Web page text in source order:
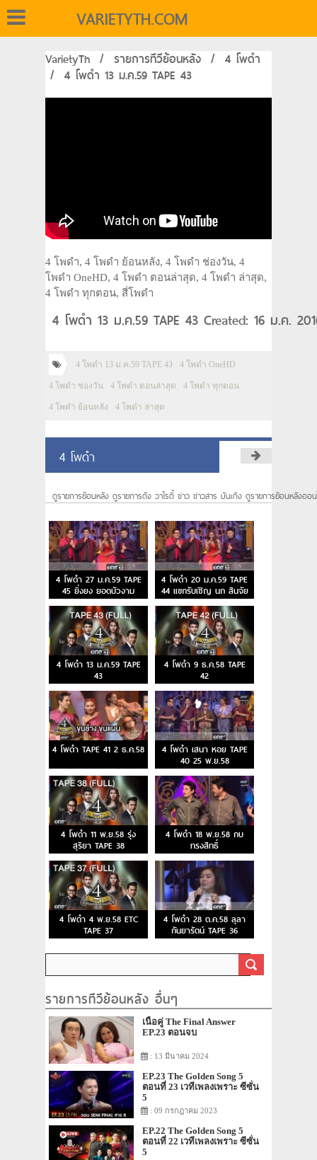
VARIETYTH.COM
VarietyTh / รายการทีวีย้อนหลัง / 4 โพดำ
/ 4 โพดำ 13 ม.ค.59 TAPE 43
4 โพดำ, 4 โพดำ ย้อนหลัง, 4 โพดำ ช่องวัน, 4
โพดำ OneHD, 4 โพดำ ตอนล่าสุด, 4 โพดำ ล่าสุด,
4 โพดำ ทุกตอน, สี่โพดำ
4 โพดำ 13 ม.ค.59 TAPE 43 Created: 16 ม.ค.
4 โพดำ 13 ม.ค.59 TAPE 43 4 โพดำ OneHD
4 โพดำ ช่องวัน 4 โพดำ ตอนล่าสุด 4 โพดำ ทุกตอน
4 โพดำ ย้อนหลัง 4 โพดำ ล่าสุด
4 โพดำ
ดูรายการย้อนหลัง ดูรายการดัง วาไรตี้ ข่าว ข่าวสาร บันเทิง ดูรายการย้อนหลังออ
4 โพดำ 27 ม.ค.59 TAPE
45 ยิ่งยง ยอดบัวงาม
4 โพดำ 20 ม.ค.59 TAPE
44 แขกรับเชิญ นก สินจัย
4 โพดำ 13 ม.ค.59 TAPE
43
4 โพดำ 9 ธ.ค.58 TAPE
42
4 โพดำ TAPE 41 2 ธ.ค.58
4 โพดำ เสนา หอย TAPE
40 25 พ.ย.58
4 โพดำ 11 พ.ย.58 รุ่ง
สุริยา TAPE 38
4 โพดำ 18 พ.ย.58 กบ
ทรงสิทธิ์
4 โพดำ 4 พ.ย.58 ETC
TAPE 37
4 โพดำ 28 ต.ค.58 ลุลา
กันยารัตน์ TAPE 36
รายการทีวีย้อนหลัง อื่นๆ
เนื้อคู่ The Final Answer
EP.23 ตอนจบ
: 13 มีนาคม 2024
EP.23 The Golden Song 5
ตอนที่ 23 เวทีเพลงเพราะ ซีซั่น
5
: 09 กรกฎาคม 2023
EP.22 The Golden Song 5
ตอนที่ 22 เวทีเพลงเพราะ ซีซั่น
5